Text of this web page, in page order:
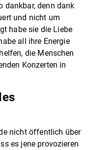
dankbar, denn dank
und nicht um
habe sie die Liebe
all ihre Energie
die Menschen
Konzerten in
nicht öffentlich über
es jene provozieren